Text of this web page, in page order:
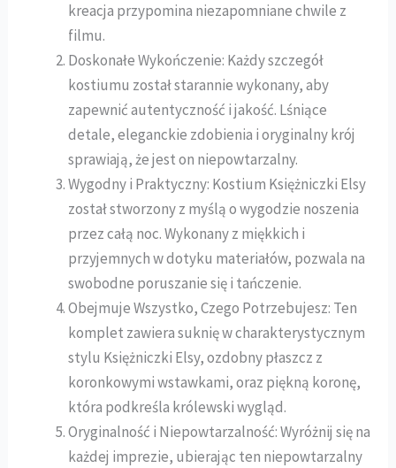
kreacja przypomina niezapomniane chwile z
filmu.
Doskonałe Wykończenie: Każdy szczegół
kostiumu został starannie wykonany, aby
zapewnić autentyczność i jakość. Lśniące
detale, eleganckie zdobienia i oryginalny krój
sprawiają, że jest on niepowtarzalny.
Wygodny i Praktyczny: Kostium Księżniczki Elsy
został stworzony z myślą o wygodzie noszenia
przez całą noc. Wykonany z miękkich i
przyjemnych w dotyku materiałów, pozwala na
swobodne poruszanie się i tańczenie.
Obejmuje Wszystko, Czego Potrzebujesz: Ten
komplet zawiera suknię w charakterystycznym
stylu Księżniczki Elsy, ozdobny płaszcz z
koronkowymi wstawkami, oraz piękną koronę,
która podkreśla królewski wygląd.
Oryginalność i Niepowtarzalność: Wyróżnij się na
każdej imprezie, ubierając ten niepowtarzalny